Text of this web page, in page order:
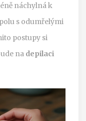
náchylná k
s odumřelými
postupy si
na depilaci